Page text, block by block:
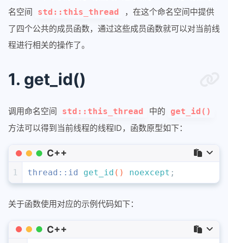
名空间
std::this_thread
，在这个命名空间中提供
了四个公共的成员函数，通过这些成员函数就可以对当前线
程进行相关的操作了。
1. get_id()
调用命名空间 std::this_thread 中的 get_id()
方法可以得到当前线程的线程ID，函数原型如下：
C++
1 thread::id get_id () noexcept ;
关于函数使用对应的示例代码如下：
C++